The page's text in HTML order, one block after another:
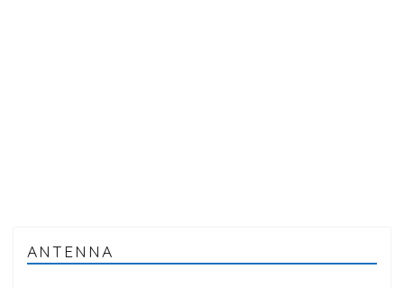
ANTENNA